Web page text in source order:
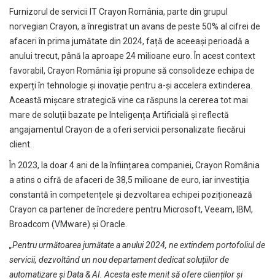
Furnizorul de servicii IT Crayon România, parte din grupul
norvegian Crayon, a înregistrat un avans de peste 50% al cifrei de
afaceri în prima jumătate din 2024, față de aceeași perioadă a
anului trecut, până la aproape 24 milioane euro. În acest context
favorabil, Crayon România își propune să consolideze echipa de
experți în tehnologie și inovație pentru a-și accelera extinderea.
Această mișcare strategică vine ca răspuns la cererea tot mai
mare de soluții bazate pe Inteligența Artificială și reflectă
angajamentul Crayon de a oferi servicii personalizate fiecărui
client.
În 2023, la doar 4 ani de la înființarea companiei, Crayon România
a atins o cifră de afaceri de 38,5 milioane de euro, iar investiția
constantă în competențele și dezvoltarea echipei poziționează
Crayon ca partener de încredere pentru Microsoft, Veeam, IBM,
Broadcom (VMware) și Oracle.
„Pentru următoarea jumătate a anului 2024, ne extindem portofoliul de
servicii, dezvoltând un nou departament dedicat soluțiilor de
automatizare și Data & AI. Acesta este menit să ofere clienților și